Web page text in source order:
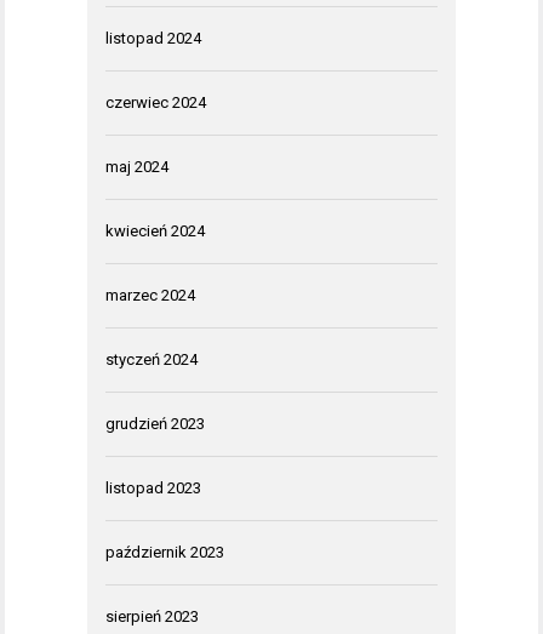
listopad 2024
czerwiec 2024
maj 2024
kwiecień 2024
marzec 2024
styczeń 2024
grudzień 2023
listopad 2023
październik 2023
sierpień 2023